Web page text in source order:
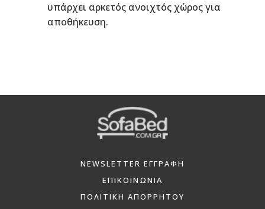
υπάρχει αρκετός ανοιχτός χώρος για
αποθήκευση.
NEWSLETTER ΕΓΓΡΑΦΗ
ΕΠΙΚΟΙΝΩΝΙΑ
ΠΟΛΙΤΙΚΗ ΑΠΟΡΡΗΤΟΥ